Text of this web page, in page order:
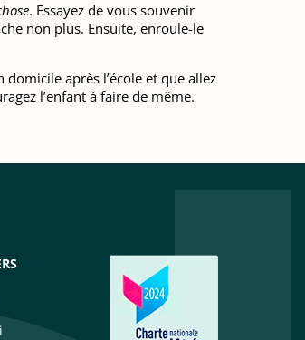
. Essayez de vous souvenir
non plus. Ensuite, enroule-le
après l’école et que allez
l’enfant à faire de même.